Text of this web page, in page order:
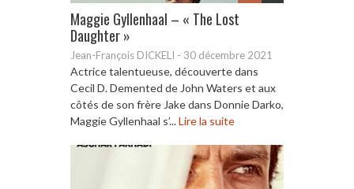
Maggie Gyllenhaal – « The Lost
Daughter »
Jean-François DICKELI - 30 décembre 2021
Actrice talentueuse, découverte dans
Cecil D. Demented de John Waters et aux
côtés de son frère Jake dans Donnie Darko,
Maggie Gyllenhaal s’...Lire la suite